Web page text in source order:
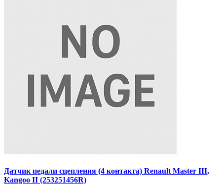
Датчик педали сцепления (4 контакта) Renault Master III,
Kangoo II (253251456R)